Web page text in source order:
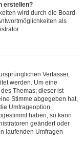
erstellen?
wird durch die Board-
als
Verfasser,
werden. Um eine
Themas; dieser ist
Stimme abgegeben hat,
Umfrageoption
haben, so kann
geändert oder
laufenden Umfragen